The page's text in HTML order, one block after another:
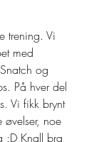
trening. Vi
med
og
På hver del
Vi fikk brynt
øvelser, noe
:D Knall bra